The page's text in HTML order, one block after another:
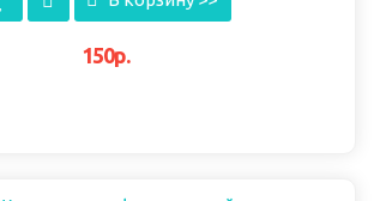
150р.